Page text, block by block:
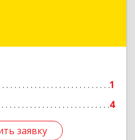
1
4
заявку
г, Поленова ул,
заявку